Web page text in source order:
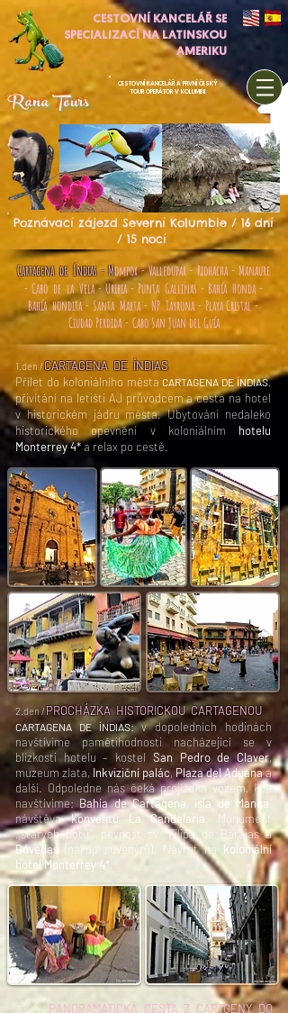
CESTOVNÍ KANCELÁŘ SE
SPECIALIZACÍ NA LATINSKOU
AMERIKU
CESTOVNÍ KANCELÁŘ A PRVNÍ ČESKÝ
TOUR OPERÁTOR V KOLUMBII
Rana Tours
Poznávací zájezd Severní Kolumbie / 16 dní
/ 15 nocí
Cartagena de Índias - Mompox - Valledupar - Riohacha - Manaure
- Cabo de la Vela - Uribia - Punta Gallinas - Bahía Honda -
Bahía hondita - Santa Marta - NP Tayrona - Playa Cristal -
Ciudad Perdida - Cabo San Juan del Guía
1.den /CARTAGENA DE ÍNDIAS
Přílet do koloniálního městaCARTAGENA DE ÍNDIAS,
přivítání na letišti AJ průvodcem a cesta na hotel
v historickém jádru města.Ubytování nedaleko
historického opevnění v koloniálním hotelu
Monterrey 4*a relax po cestě.
2.den /PROCHÁZKA HISTORICKOU CARTAGENOU
CARTAGENA DE ÍNDIAS: v dopoledních hodinách
navštívíme pamětihodnosti nacházející se v
blízkosti hotelu – kostel San Pedro de Claver,
muzeum zlata, Inkviziční palác,Plaza del Aduanaa
další. Odpoledne nás čeká projížďka vozem, kde
navštívíme: Bahía de Cartagena isla de Manga
návštěvakonventu La Candelaria , Monument
,,starých botů“, pevnost sv. Filipa de Barajas a
Bóvedas
(nákup suvenýrů). Návrat na koloniální
hotel Monterrey 4*
3.den / PANORAMATICKÁ CESTA Z CARTGENY DO